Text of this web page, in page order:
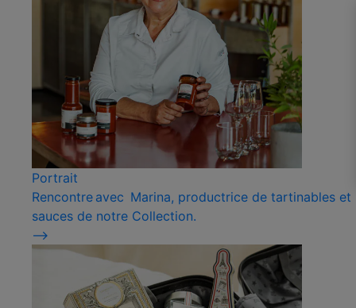
Portrait
Rencontre avec Marina, productrice de tartinables et
sauces de notre Collection.
⟶